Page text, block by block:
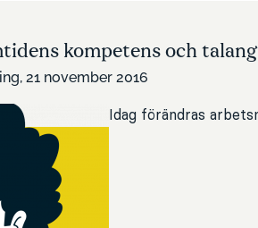
kompetens och
21 november 2016
Idag förändras